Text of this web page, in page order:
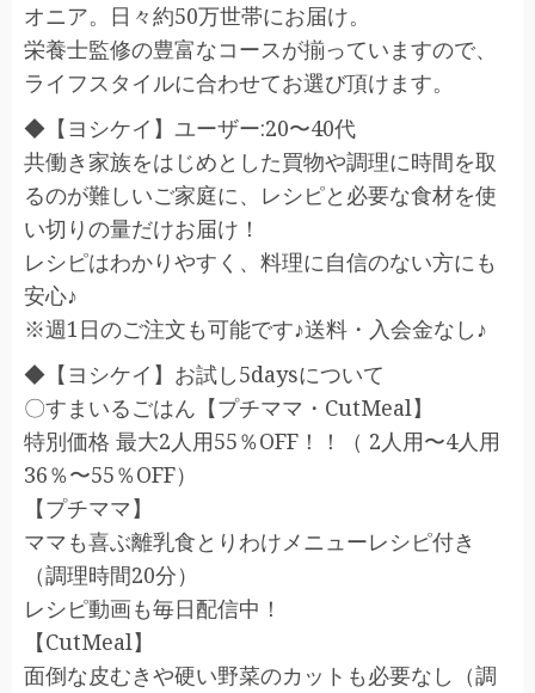
オニア。日々約50万世帯にお届け。
栄養士監修の豊富なコースが揃っていますので、
ライフスタイルに合わせてお選び頂けます。
◆【ヨシケイ】ユーザー:20〜40代
共働き家族をはじめとした買物や調理に時間を取
るのが難しいご家庭に、レシピと必要な食材を使
い切りの量だけお届け！
レシピはわかりやすく、料理に自信のない方にも
安心♪
※週1日のご注文も可能です♪送料・入会金なし♪
◆【ヨシケイ】お試し5daysについて
〇すまいるごはん【プチママ・CutMeal】
特別価格 最大2人用55％OFF！！（ 2人用〜4人用
36％〜55％OFF）
【プチママ】
ママも喜ぶ離乳食とりわけメニューレシピ付き
（調理時間20分）
レシピ動画も毎日配信中！
【CutMeal】
面倒な皮むきや硬い野菜のカットも必要なし（調